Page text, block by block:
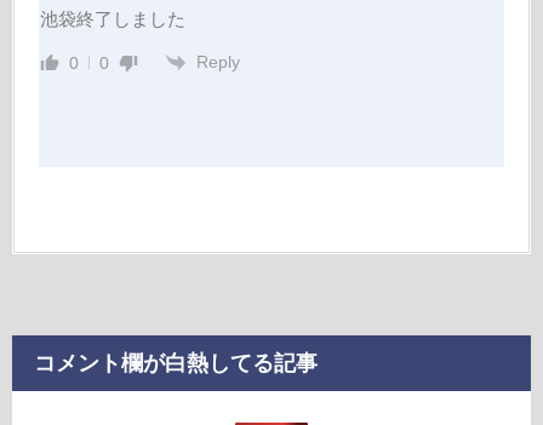
池袋終了しました
0 0 Reply
コメント欄が白熱してる記事